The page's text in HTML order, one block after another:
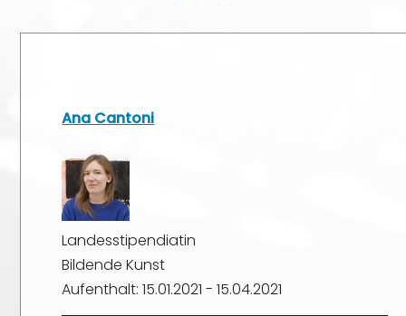
Ana Cantoni
Landesstipendiatin
Bildende Kunst
Aufenthalt: 15.01.2021 - 15.04.2021